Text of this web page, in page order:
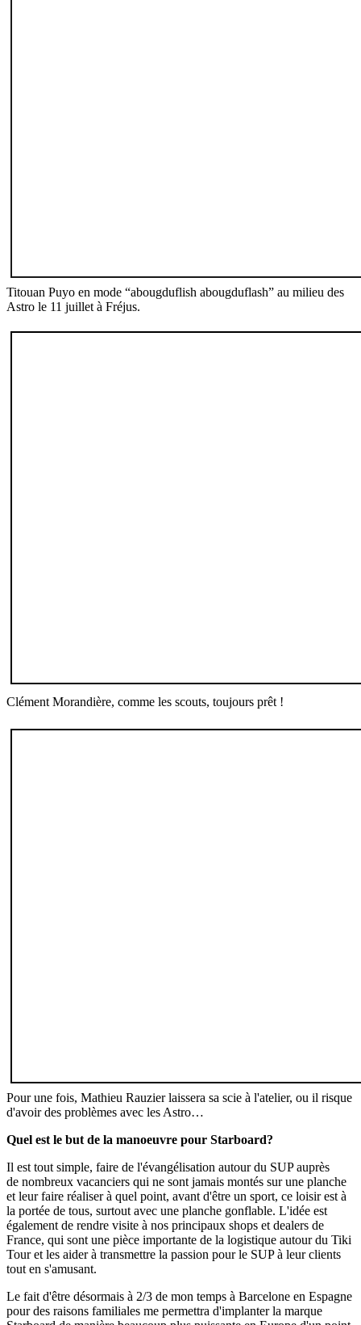
Titouan Puyo en mode “abougduflish abougduflash” au milieu des
Astro le 11 juillet à Fréjus.
Clément Morandière, comme les scouts, toujours prêt !
Pour une fois, Mathieu Rauzier laissera sa scie à l'atelier, ou il risque
d'avoir des problèmes avec les Astro…
Quel est le but de la manoeuvre pour Starboard?
Il est tout simple, faire de l'évangélisation autour du SUP auprès
de nombreux vacanciers qui ne sont jamais montés sur une planche
et leur faire réaliser à quel point, avant d'être un sport, ce loisir est à
la portée de tous, surtout avec une planche gonflable. L'idée est
également de rendre visite à nos principaux shops et dealers de
France, qui sont une pièce importante de la logistique autour du Tiki
Tour et les aider à transmettre la passion pour le SUP à leur clients
tout en s'amusant.
Le fait d'être désormais à 2/3 de mon temps à Barcelone en Espagne
pour des raisons familiales me permettra d'implanter la marque